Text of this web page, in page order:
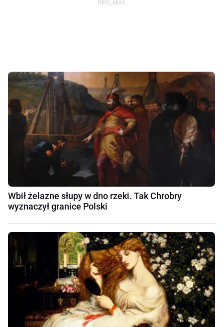
Wbił żelazne słupy w dno rzeki. Tak Chrobry
wyznaczył granice Polski